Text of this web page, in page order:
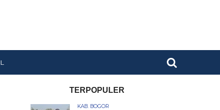
TERPOPULER
KAB. BOGOR